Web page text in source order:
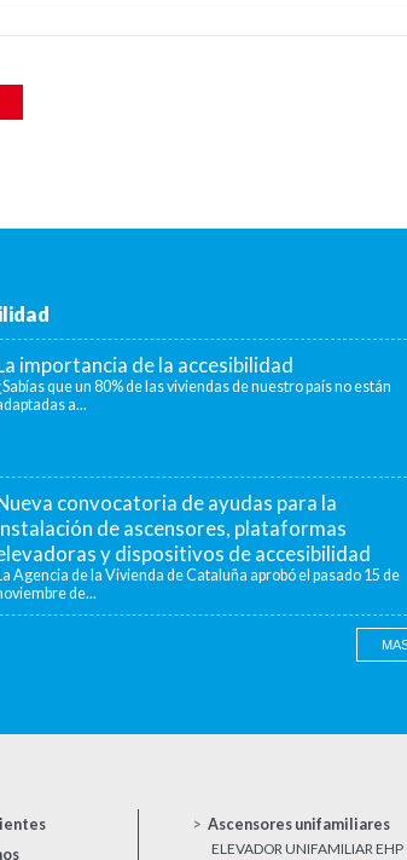
importancia de la accesibilidad
que un 80% de las viviendas de nuestro país no están
a...
convocatoria de ayudas para la
de ascensores, plataformas
y dispositivos de accesibilidad
Agencia de la Vivienda de Cataluña aprobó el pasado 15 de
de...
Ascensores unifamiliares
ELEVADOR UNIFAMILIAR EHP